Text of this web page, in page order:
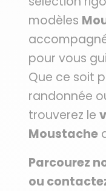
modèles
pour vous
Que ce soit
randonnée
trouverez le
Moustache
Parcourez
ou